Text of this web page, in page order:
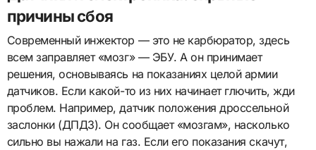
причины сбоя
Современный инжектор — это не карбюратор, здесь
всем заправляет «мозг» — ЭБУ. А он принимает
решения, основываясь на показаниях целой армии
датчиков. Если какой-то из них начинает глючить, жди
проблем. Например, датчик положения дроссельной
заслонки (ДПДЗ). Он сообщает «мозгам», насколько
сильно вы нажали на газ. Если его показания скачут,